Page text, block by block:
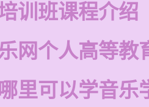
训班课程介绍
网个人高等教
里可以学音乐